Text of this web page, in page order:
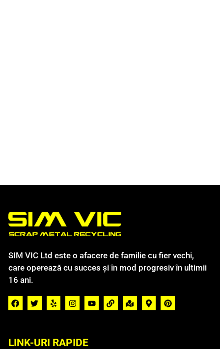
SIM VIC Ltd este o afacere de familie cu fier vechi,
care operează cu succes și în mod progresiv în ultimii
16 ani.
LINK-URI RAPIDE